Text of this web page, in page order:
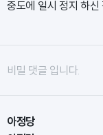
중도에 일시 정지 하
비밀 댓글 입니다.
아정당